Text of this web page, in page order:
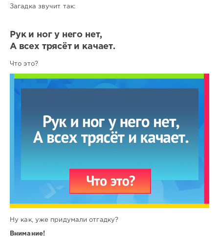
Загадка звучит так:
Рук и ног у него нет,
А всех трясёт и качает.
Что это?
Ну как, уже придумали отгадку?
Внимание!